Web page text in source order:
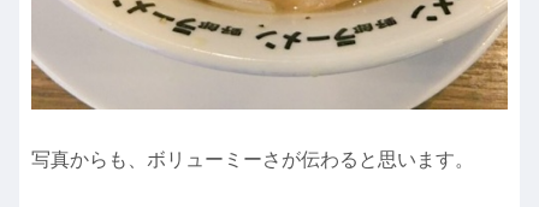
写真からも、ボリューミーさが伝わると思います。